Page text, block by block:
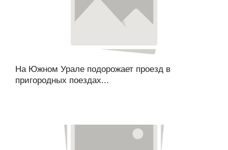
На Южном Урале подорожает проезд в
пригородных поездах...